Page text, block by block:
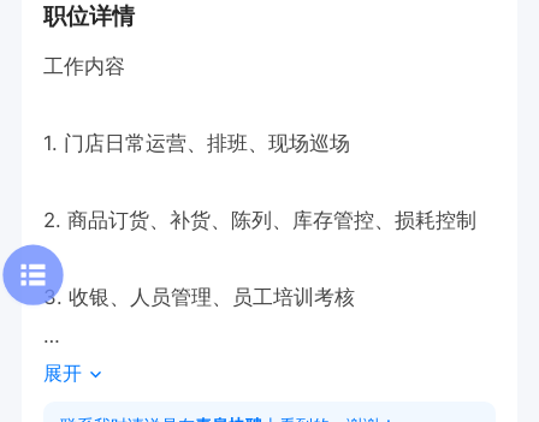
职位详情
工作内容
1. 门店日常运营、排班、现场巡场
2. 商品订货、补货、陈列、库存管控、损耗控制
3. 收银、人员管理、员工培训考核
4. 处理客诉、维护门店卫生与安全
展开